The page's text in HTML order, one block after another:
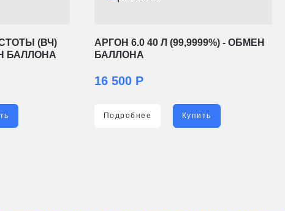
(ВЧ)
БАЛЛОНА
АРГОН 6.0 40 Л (99,9999%) - ОБМЕН
БАЛЛОНА
16 500 Р
Подробнее Купить